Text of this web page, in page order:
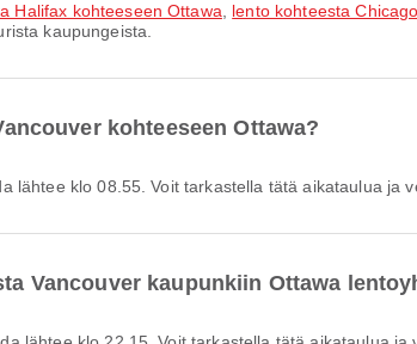
Halifax kohteeseen Ottawa lento kohteesta
kaupungeista.
kohteeseen Ottawa?
lähtee klo 08.55. Voit tarkastella tätä aikataulua ja
Vancouver kaupunkiin Ottawa